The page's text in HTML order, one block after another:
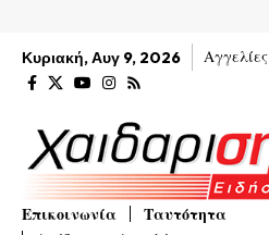
Κυριακή, Αυγ 9, 2026 Αγγελίες
Επικοινωνία
Ταυτότητα